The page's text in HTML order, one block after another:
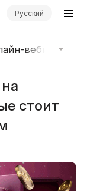
Русский
вебинары
стоит